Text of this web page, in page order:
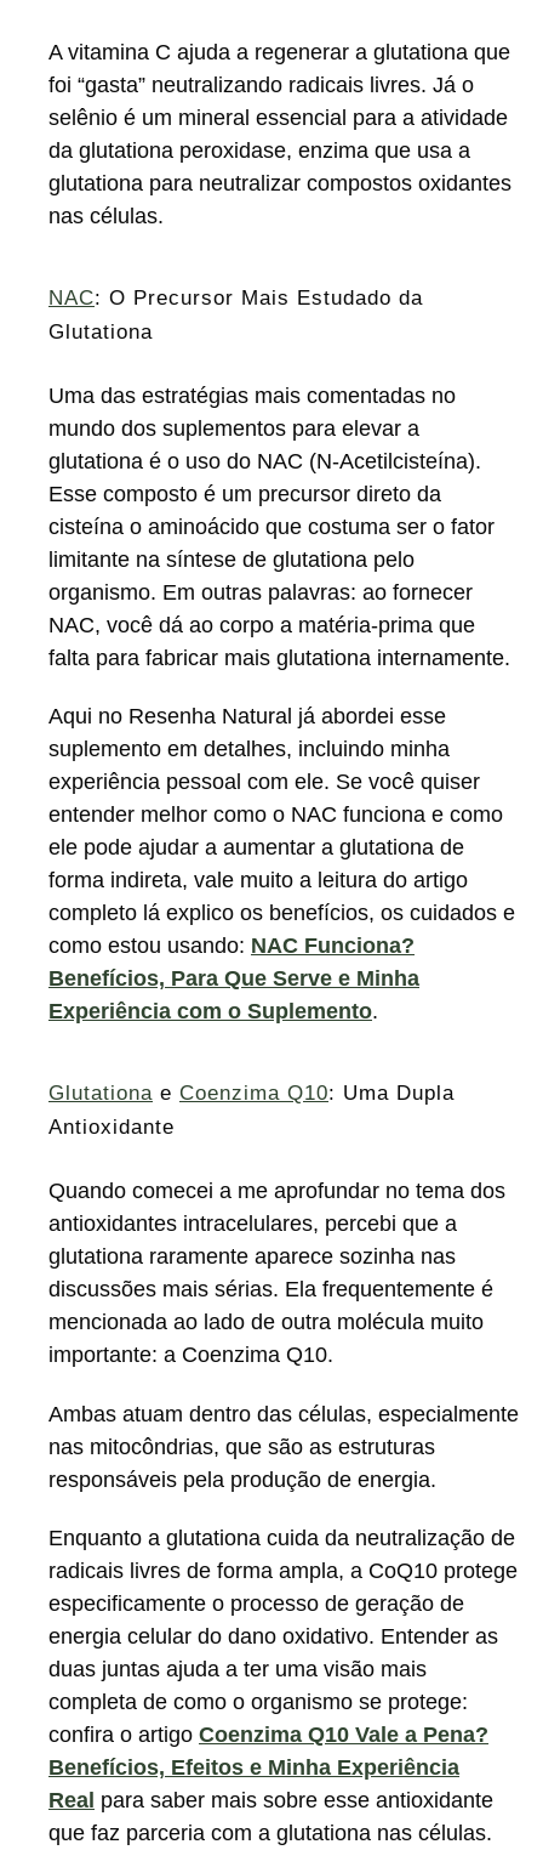
A vitamina C ajuda a regenerar a glutationa que
foi “gasta” neutralizando radicais livres. Já o
selênio é um mineral essencial para a atividade
da glutationa peroxidase, enzima que usa a
glutationa para neutralizar compostos oxidantes
nas células.
NAC: O Precursor Mais Estudado da
Glutationa
Uma das estratégias mais comentadas no
mundo dos suplementos para elevar a
glutationa é o uso do NAC (N-Acetilcisteína).
Esse composto é um precursor direto da
cisteína o aminoácido que costuma ser o fator
limitante na síntese de glutationa pelo
organismo. Em outras palavras: ao fornecer
NAC, você dá ao corpo a matéria-prima que
falta para fabricar mais glutationa internamente.
Aqui no Resenha Natural já abordei esse
suplemento em detalhes, incluindo minha
experiência pessoal com ele. Se você quiser
entender melhor como o NAC funciona e como
ele pode ajudar a aumentar a glutationa de
forma indireta, vale muito a leitura do artigo
completo lá explico os benefícios, os cuidados e
como estou usando: NAC Funciona?
Benefícios, Para Que Serve e Minha
Experiência com o Suplemento.
Glutationa e Coenzima Q10: Uma Dupla
Antioxidante
Quando comecei a me aprofundar no tema dos
antioxidantes intracelulares, percebi que a
glutationa raramente aparece sozinha nas
discussões mais sérias. Ela frequentemente é
mencionada ao lado de outra molécula muito
importante: a Coenzima Q10.
Ambas atuam dentro das células, especialmente
nas mitocôndrias, que são as estruturas
responsáveis pela produção de energia.
Enquanto a glutationa cuida da neutralização de
radicais livres de forma ampla, a CoQ10 protege
especificamente o processo de geração de
energia celular do dano oxidativo. Entender as
duas juntas ajuda a ter uma visão mais
completa de como o organismo se protege:
confira o artigo Coenzima Q10 Vale a Pena?
Benefícios, Efeitos e Minha Experiência
Real para saber mais sobre esse antioxidante
que faz parceria com a glutationa nas células.